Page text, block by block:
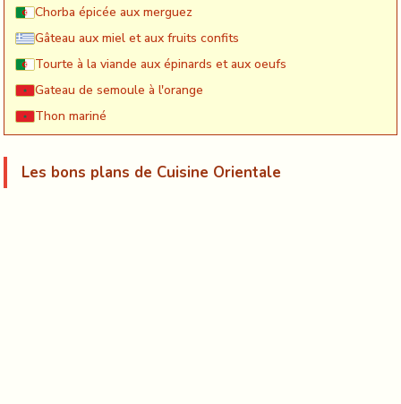
Chorba épicée aux merguez
Gâteau aux miel et aux fruits confits
Tourte à la viande aux épinards et aux oeufs
Gateau de semoule à l'orange
Thon mariné
Les bons plans de Cuisine Orientale